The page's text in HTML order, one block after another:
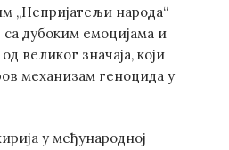
„Непријатељи народа“
дубоким емоцијама и
великог значаја, који
механизам геноцида у
у међународној